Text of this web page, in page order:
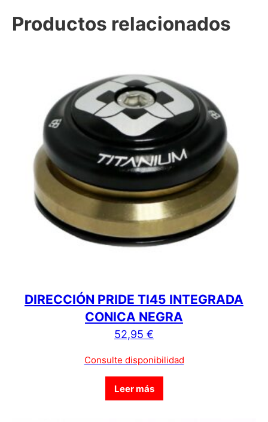
Productos relacionados
DIRECCIÓN PRIDE TI45 INTEGRADA
CONICA NEGRA
52,95 €
Consulte disponibilidad
Leer más